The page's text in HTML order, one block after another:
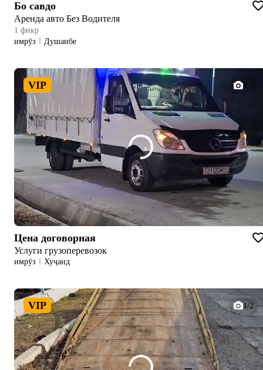
Бо савдо
Аренда авто Без Водителя
1 фикр
имрӯз
Душанбе
VIP 1/3
Цена договорная
Услуги грузоперевозок
имрӯз Хуҷанд
VIP 1/2